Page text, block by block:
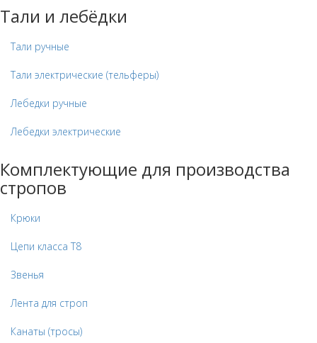
Тали и лебёдки
Тали ручные
Тали электрические (тельферы)
Лебедки ручные
Лебедки электрические
Комплектующие для производства
стропов
Крюки
Цепи класса Т8
Звенья
Лента для строп
Канаты (тросы)